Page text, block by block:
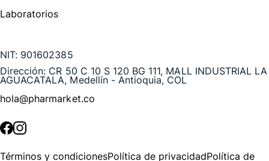
Laboratorios
NIT: 901602385
Dirección: CR 50 C 10 S 120 BG 111, MALL INDUSTRIAL LA
AGUACATALA, Medellín - Antioquia, COL
hola@pharmarket.co
Términos y condicionesPolítica de privacidadPolítica de